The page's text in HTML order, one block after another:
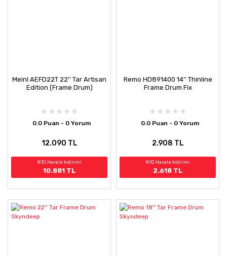
Meinl AEFD22T 22'' Tar Artisan
Edition (Frame Drum)
0.0 Puan - 0 Yorum
12.090 TL
%10 Havale İndirimi
10.881 TL
Remo HD891400 14'' Thinline
Frame Drum Fix
0.0 Puan - 0 Yorum
2.908 TL
%10 Havale İndirimi
2.618 TL